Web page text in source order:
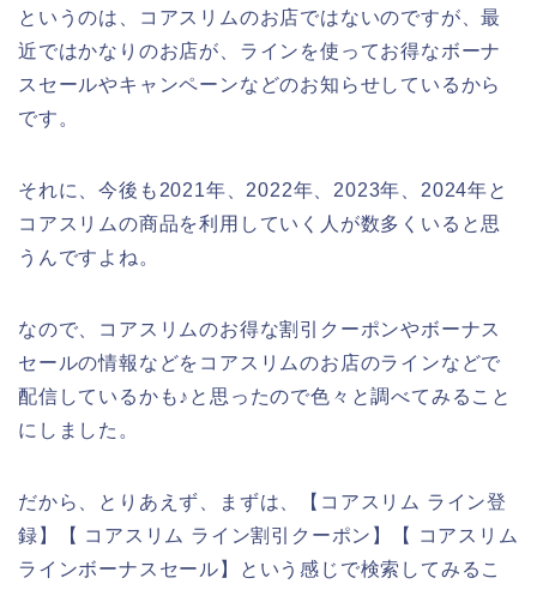
というのは、コアスリムのお店ではないのですが、最
近ではかなりのお店が、ラインを使ってお得なボーナ
スセールやキャンペーンなどのお知らせしているから
です。
それに、今後も2021年、2022年、2023年、2024年と
コアスリムの商品を利用していく人が数多くいると思
うんですよね。
なので、コアスリムのお得な割引クーポンやボーナス
セールの情報などをコアスリムのお店のラインなどで
配信しているかも♪と思ったので色々と調べてみること
にしました。
だから、とりあえず、まずは、【コアスリム ライン登
録】【 コアスリム ライン割引クーポン】【 コアスリム
ラインボーナスセール】という感じで検索してみるこ